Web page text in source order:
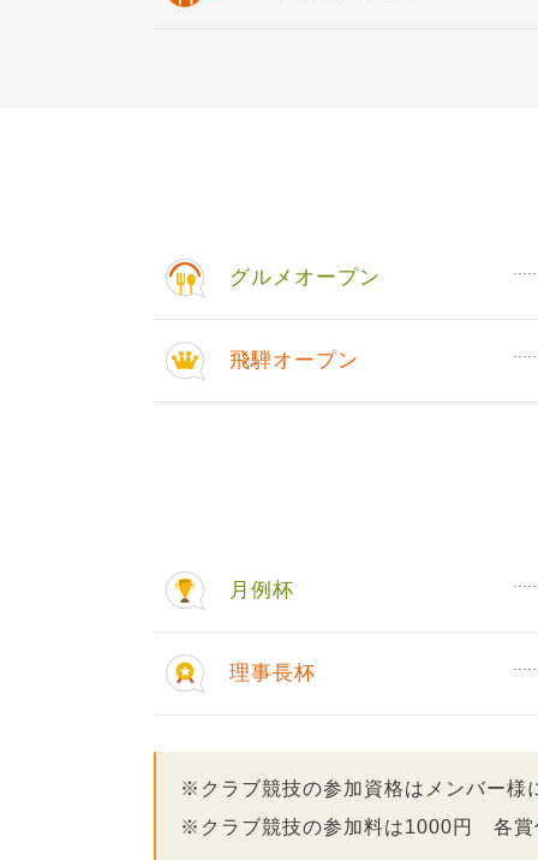
グルメオープン
飛騨オープン
月例杯
理事長杯
※クラブ競技の参加資格はメンバー様
※クラブ競技の参加料は1000円 各賞